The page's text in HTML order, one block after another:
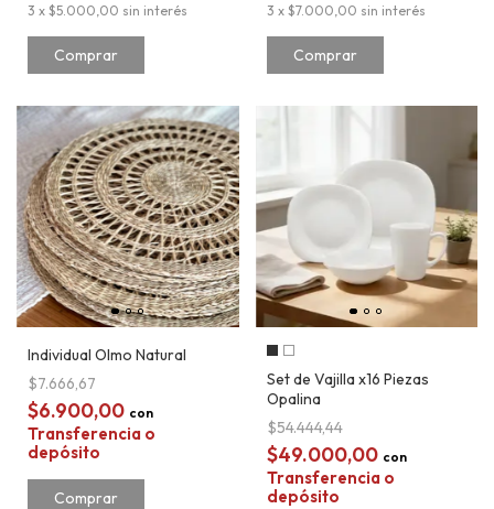
3 x $5.000,00 sin interés 3 x $7.000,00 sin interés
Individual Olmo Natural
$7.666,67
$6.900,00 con
Transferencia o
depósito
Set de Vajilla x16 Piezas
Opalina
$54.444,44
$49.000,00 con
Transferencia o
depósito